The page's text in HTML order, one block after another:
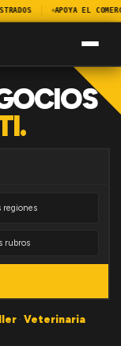
APOYA EL
· Veterinaria